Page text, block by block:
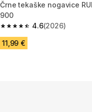
Črne tekaške nogavice
900
4.6
4.6 od 5 zvezdic from
(2026)
11,99 €